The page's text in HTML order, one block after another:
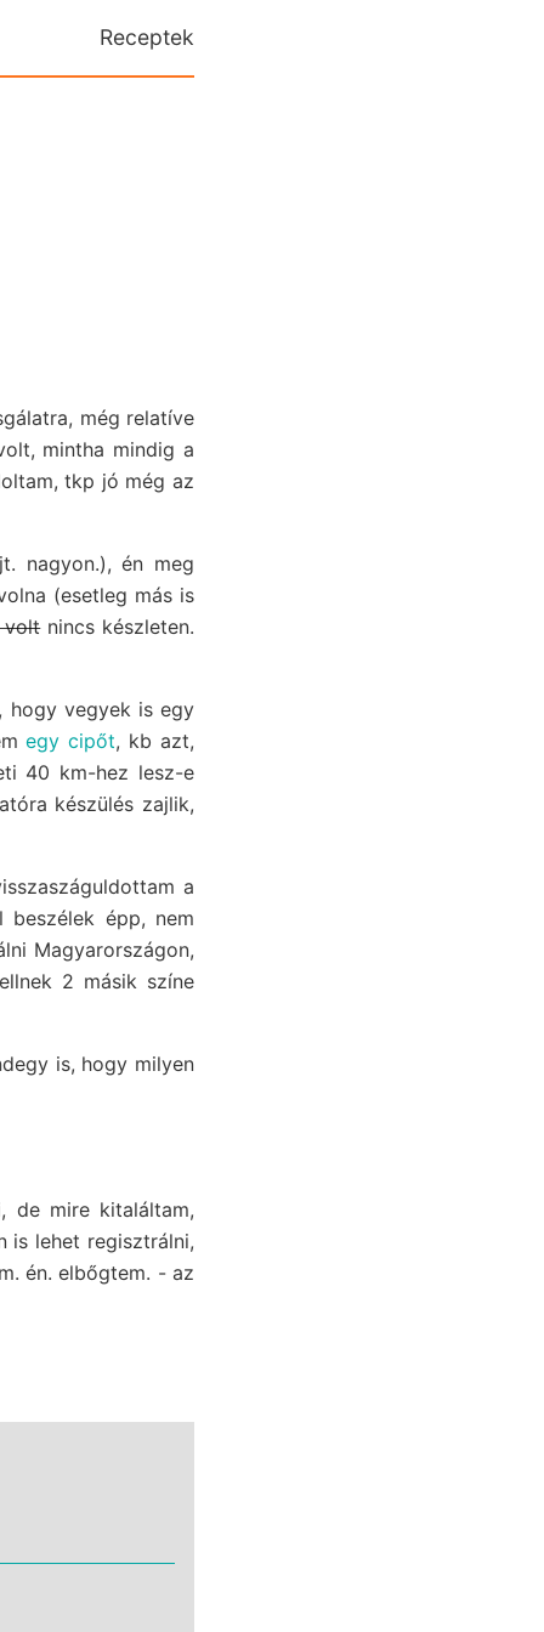
Receptek
még relatíve
mintha mindig a
tkp jó még az
nagyon.), én meg
(esetleg más is
voltnincs készleten.
hogy vegyek is egy
egy cipőt, kb azt,
40 km-hez lesz-e
készülés zajlik,
a
épp, nem
Magyarországon,
2 másik színe
is, hogy milyen
de mire kitaláltam,
is lehet regisztrálni,
én. elbőgtem. - az